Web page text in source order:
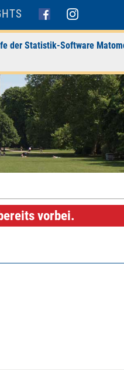
der Statistik-Software
vorbei.